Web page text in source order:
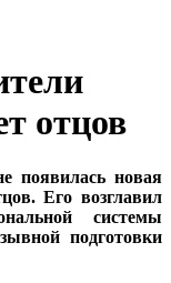
отцов
появилась новая
Его возглавил
системы
подготовки